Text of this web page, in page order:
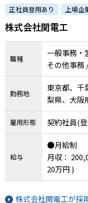
での事務職・建築
正社員登用あり 上場企
株式会社関電工
職種
一般事務・
その他事務
勤務地
東京都、千
梨県、大阪
雇用形態 契約社員(
給与
●月給制
月収：
20万円 )
株式会社関電工が採
求人検索・スカウトサー
障害者専門の求人検索
就労移行支援サービス
障害別専門支援の就労
IT・Web制作スキルを
お問い合わせ・よくある質
お問い合わせ
よくある質問
採用をお考えの企業様